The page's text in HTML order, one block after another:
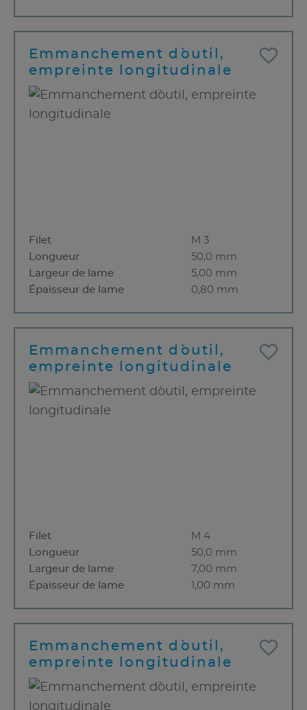
Emmanchement d`outil,
empreinte longitudinale
Filet
M 3
Longueur
50,0 mm
Largeur de lame
5,00 mm
Épaisseur de lame
0,80 mm
Emmanchement d`outil,
empreinte longitudinale
Filet
M 4
Longueur
50,0 mm
Largeur de lame
7,00 mm
Épaisseur de lame
1,00 mm
Emmanchement d`outil,
empreinte longitudinale